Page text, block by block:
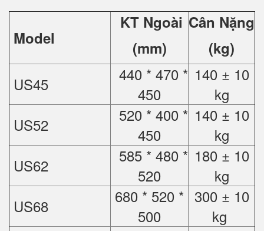
Model
KT Ngoài
(mm)
Cân Nặng
(kg)
US45
440 * 470 *
450
140 ± 10
kg
US52
520 * 400 *
450
140 ± 10
kg
US62
585 * 480 *
520
180 ± 10
kg
US68
680 * 520 *
500
300 ± 10
kg